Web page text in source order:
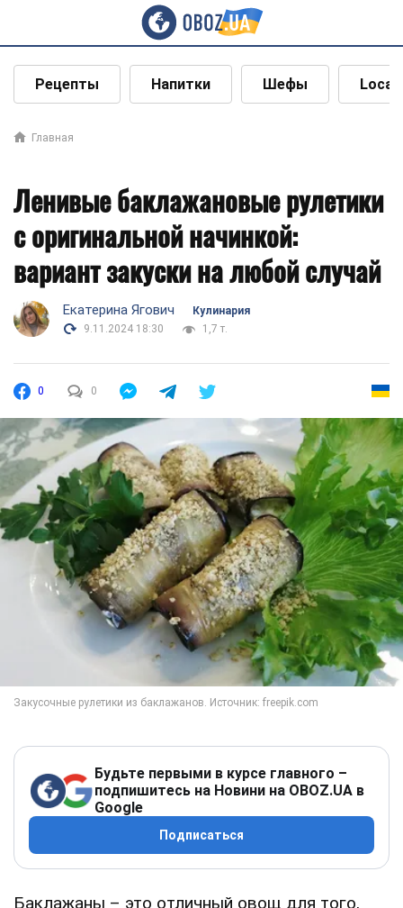
Рецепты Напитки Шефы Local
Главная
Ленивые баклажановые рулетики
с оригинальной начинкой:
вариант закуски на любой случай
Екатерина Ягович
Кулинария
9.11.2024 18:30
1,7 т.
0 0
Будьте первыми в курсе главного –
подпишитесь на Новини на OBOZ.UA в
Google
Подписаться
Баклажаны – это отличный овощ для того,